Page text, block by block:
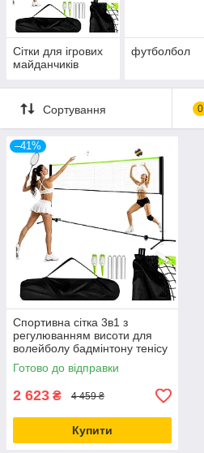
Сітки для ігрових
майданчиків
футболбол
Сортування 0
–41%
Спортивна сітка 3в1 з
регулюванням висоти для
волейболу бадмінтону тенісу
310х90 см чорний TRIZAND
CS-0595
Готово до відправки
2 623 ₴ 4 459 ₴
Купити